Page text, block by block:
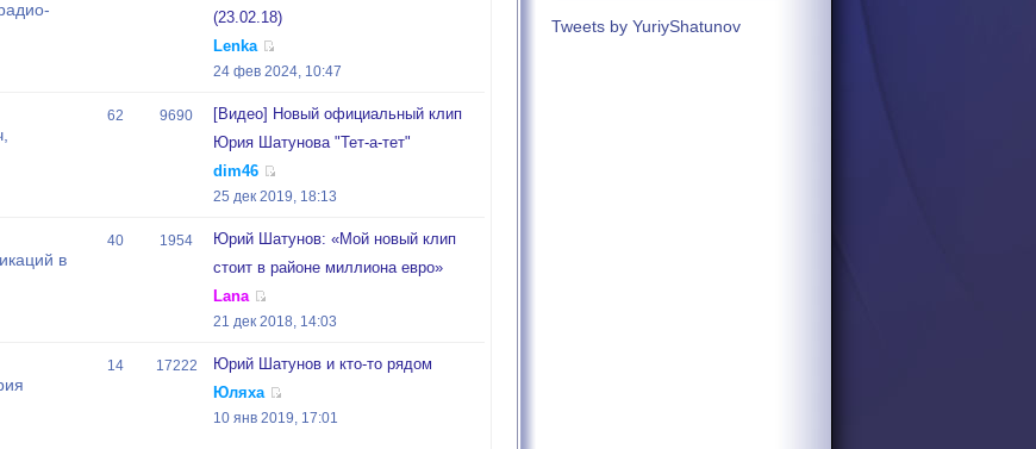
(23.02.18)
Lenka
24 фев 2024, 10:47
62 9690
[Видео] Новый официальный клип
Юрия Шатунова "Тет-а-тет"
dim46
25 дек 2019, 18:13
в
40 1954
Юрий Шатунов: «Мой новый клип
стоит в районе миллиона евро»
Lana
21 дек 2018, 14:03
14 17222
Юрий Шатунов и кто-то рядом
Юляха
10 янв 2019, 17:01
Tweets by YuriyShatunov